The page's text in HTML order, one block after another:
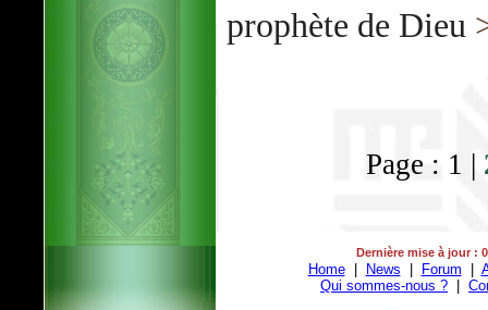
prophète de Dieu
Page : 1 |
Dernière mise à jour :
Home| News | Forum |
Qui sommes-nous ? |